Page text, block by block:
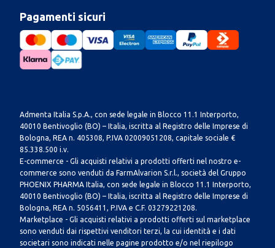
Pagamenti sicuri
Admenta Italia S.p.A., con sede legale in Blocco 11.1 Interporto,
40010 Bentivoglio (BO) – Italia, iscritta al Registro delle Imprese di
Bologna, REA n. 405308, P.IVA 02009051208, capitale sociale €
85.338.500 i.v.
E-commerce - Gli acquisti relativi a prodotti offerti nel nostro e-
commerce sono venduti da FarmAlvarion S.r.l., società del Gruppo
PHOENIX PHARMA Italia, con sede legale in Blocco 11.1 Interporto,
40010 Bentivoglio (BO) – Italia, iscritta al Registro delle Imprese di
Bologna, REA n. 5056411, P.IVA e C.F. 03279221208.
Marketplace - Gli acquisti relativi a prodotti offerti sul marketplace
sono venduti dai rispettivi venditori terzi, la cui identità e i dati
societari sono indicati nelle pagine prodotto e/o nel riepilogo